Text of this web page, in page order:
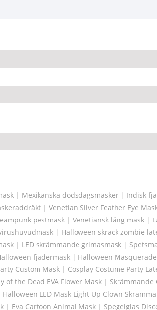
| Mexikanska dödsdagsmasker | Indisk
| Venetian Silver Feather Eye
pestmask | Venetiansk lång mask |
| Halloween skräck zombie
| LED skrämmande grimasmask |
fjädermask | Halloween
Custom Mask | Cosplay Costume Party
of the Dead EVA Flower Mask | Skrämmande
Halloween LED Mask Light Up Clown
| Eva Cartoon Animal Mask | Spegelglas